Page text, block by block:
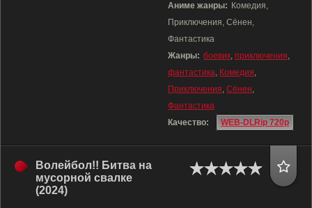
Аниме жанры: Комедия,
Приключения, Сёнен,
Фантастика
Жанры: боевик, приключения,
фантастика, Комедия,
Приключения, Сёнен,
Фантастика
Качество:
WEB-DLRip 720p
Волейбол!! Битва на
мусорной свалке
(2024)